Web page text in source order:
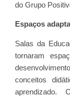
do Grupo
Espaços
Salas da
tornaram
conceitos
aprendizado.